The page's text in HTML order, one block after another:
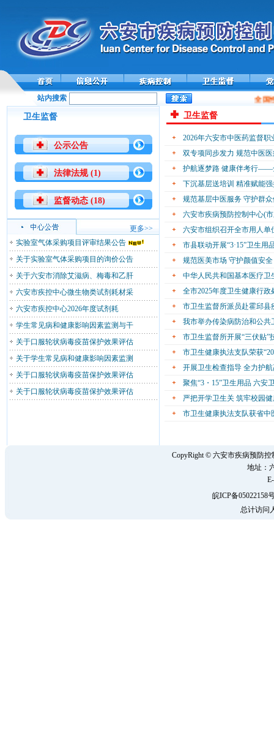
站内搜索 全国
卫生监督
公示公告
法律法规 (1)
监督动态 (18)
更多>>
实验室气体采购项目评审结果公告
关于实验室气体采购项目的询价公告
关于六安市消除艾滋病、梅毒和乙肝
六安市疾控中心微生物类试剂耗材采
六安市疾控中心2026年度试剂耗
学生常见病和健康影响因素监测与干
关于口服轮状病毒疫苗保护效果评估
关于学生常见病和健康影响因素监测
关于口服轮状病毒疫苗保护效果评估
关于口服轮状病毒疫苗保护效果评估
卫生监督
2026年六安市中医药监督
双专项同步发力 规范中医
护航逐梦路 健康伴考行——
下沉基层送培训 精准赋能
规范基层中医服务 守护群
六安市疾病预防控制中心(
六安市组织召开全市用人
市县联动开展“3·15”卫生
规范医美市场 守护颜值安全
中华人民共和国基本医疗卫
全市2025年度卫生健康行
市卫生监督所派员赴霍邱
我市举办传染病防治和公
市卫生监督所开展“三伏贴”
市卫生健康执法支队荣获
开展卫生检查指导 全力护
聚焦“3・15”卫生用品 六安
严把开学卫生关 筑牢校园
市卫生健康执法支队获省中
CopyRight © 六安市疾病预防
地址：
皖ICP备05022158
总计访问